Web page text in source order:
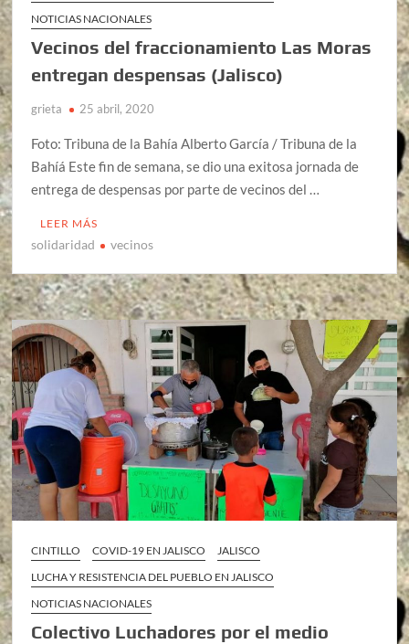
NOTICIAS NACIONALES
Vecinos del fraccionamiento Las Moras
entregan despensas (Jalisco)
grieta 25 abril, 2020
Foto: Tribuna de la Bahía Alberto García / Tribuna de la
Bahíá Este fin de semana, se dio una exitosa jornada de
entrega de despensas por parte de vecinos del …
LEER MÁS
solidaridad vecinos
CINTILLO COVID-19 EN JALISCO
JALISCO
LUCHA Y RESISTENCIA DEL PUEBLO EN JALISCO
NOTICIAS NACIONALES
Colectivo Luchadores por el medio